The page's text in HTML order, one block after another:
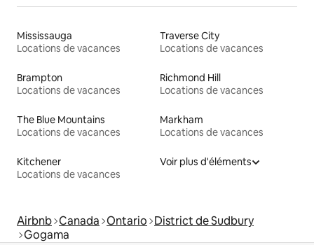
Mississauga
Locations de vacances
Traverse City
Locations de vacances
Brampton
Locations de vacances
Richmond Hill
Locations de vacances
The Blue Mountains
Locations de vacances
Markham
Locations de vacances
Kitchener
Locations de vacances
Voir plus d'éléments
Airbnb Canada Ontario District de Sudbury
Gogama